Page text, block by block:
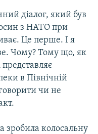
діалог, який був
з НАТО при
Це перше. І я
Чому? Тому що, як
в Північній
чи не
колосальну